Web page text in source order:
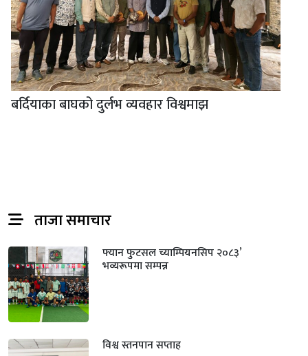
बर्दियाका बाघको दुर्लभ व्यवहार विश्वमाझ
ताजा समाचार
फ्यान फुटसल च्याम्पियनसिप २०८३’
भव्यरूपमा सम्पन्न
विश्व स्तनपान सप्ताह